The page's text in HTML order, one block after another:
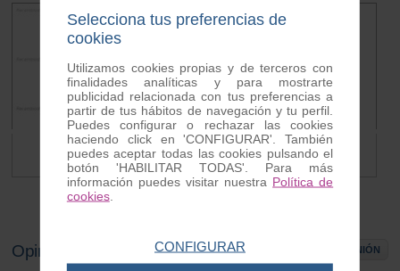
Reten cigüeñal Vespa
3.00 €
Extractor carter Vespa
15.75 €
Opiniones de clientes ESCRIBIR OPINIÓN
Selecciona tus preferencias de
cookies
Utilizamos cookies propias y de terceros con
finalidades analíticas y para mostrarte
publicidad relacionada con tus preferencias a
partir de tus hábitos de navegación y tu perfil.
Puedes configurar o rechazar las cookies
haciendo click en 'CONFIGURAR'. También
puedes aceptar todas las cookies pulsando el
botón 'HABILITAR TODAS'. Para más
información puedes visitar nuestra Política de
cookies.
CONFIGURAR